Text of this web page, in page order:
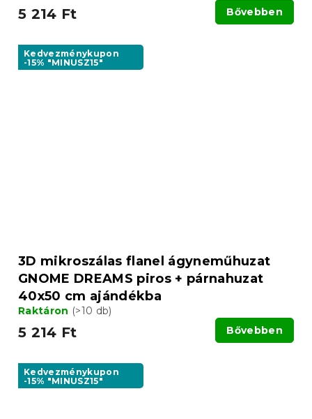
5 214 Ft Bővebben
Kedvezménykupon
-15% "MINUSZ15"
3D mikroszálas flanel ágyneműhuzat
GNOME DREAMS piros + párnahuzat
40x50 cm ajándékba
Raktáron (>10 db)
5 214 Ft Bővebben
Kedvezménykupon
-15% "MINUSZ15"